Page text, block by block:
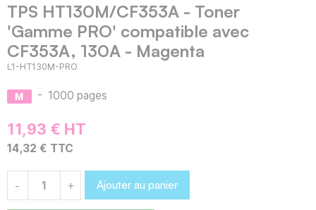
TPS HT130M/CF353A - Toner
'Gamme PRO' compatible avec
CF353A, 130A - Magenta
L1-HT130M-PRO
- 1000 pages
11,93 € HT
14,32 € TTC
- + Ajouter au panier